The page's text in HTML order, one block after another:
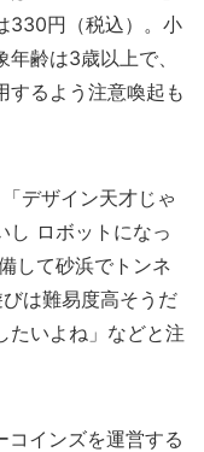
330円（税込）。小
齢は3歳以上で、
するよう注意喚起も
デザイン天才じゃ
し ロボットになっ
して砂浜でトンネ
は難易度高そうだ
たいよね」などと注
インズを運営する